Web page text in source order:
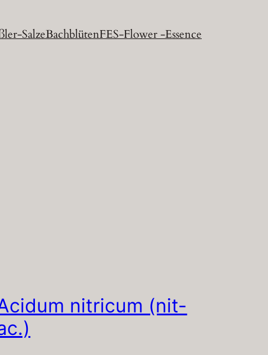
SalzeBachblütenFES-Flower -Essence
nitricum (nit-